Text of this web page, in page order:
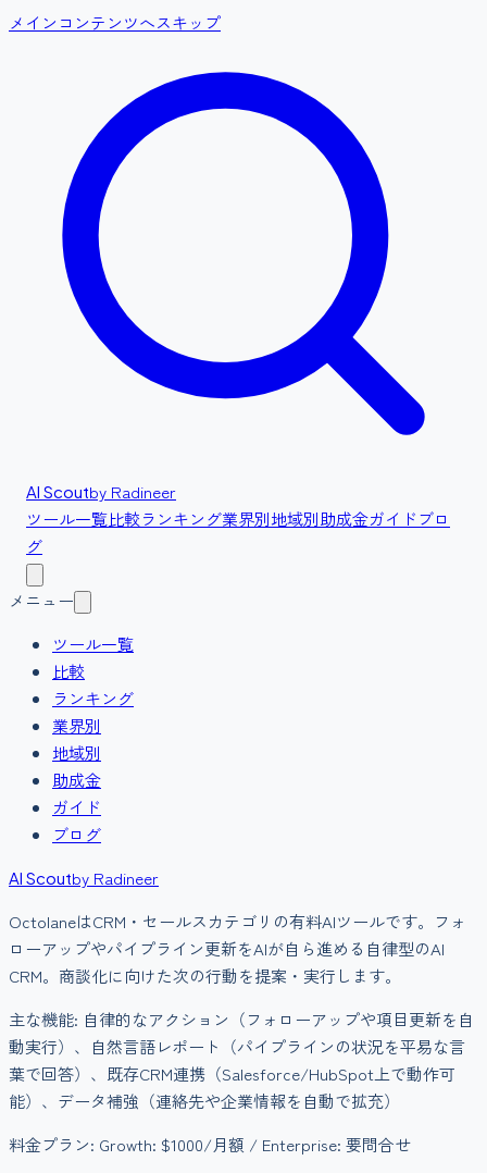
メインコンテンツへスキップ
AI Scoutby Radineer
ツール一覧比較ランキング業界別地域別助成金ガイドブロ
グ
メニュー
ツール一覧
比較
ランキング
業界別
地域別
助成金
ガイド
ブログ
AI Scoutby Radineer
OctolaneはCRM・セールスカテゴリの有料AIツールです。
フォ
ローアップやパイプライン更新をAIが自ら進める自律型のAI
CRM。商談化に向けた次の行動を提案・実行します。
主な機能: 自律的なアクション（フォローアップや項目更新を自
動実行）、自然言語レポート（パイプラインの状況を平易な言
葉で回答）、既存CRM連携（Salesforce/HubSpot上で動作可
能）、データ補強（連絡先や企業情報を自動で拡充）
料金プラン: Growth: $1000/月額 / Enterprise: 要問合せ